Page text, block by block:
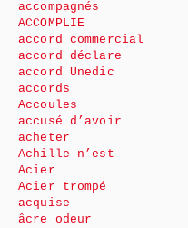
accompagnés
ACCOMPLIE
accord commercial
accord déclare
accord Unedic
accords
Accoules
accusé d’avoir
acheter
Achille n’est
Acier
Acier trompé
acquise
âcre odeur